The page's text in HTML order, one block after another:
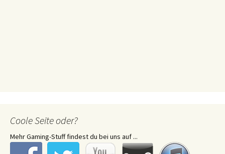
Coole Seite oder?
Mehr Gaming-Stuff findest du bei uns auf ...